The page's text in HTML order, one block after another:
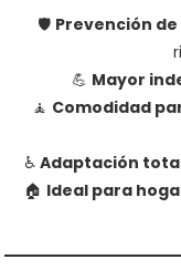
🛡️ Prevención
💪 Mayor
🧘 Comodidad
♿ Adaptación
🏠 Ideal para